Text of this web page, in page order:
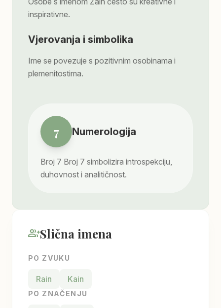
inspirativne.
Vjerovanja i simbolika
Ime se povezuje s pozitivnim osobinama i
plemenitostima.
7 Numerologija
Broj 7 Broj 7 simbolizira introspekciju,
duhovnost i analitičnost.
group_addSlična imena
PO ZVUKU
Rain Kain
PO ZNAČENJU